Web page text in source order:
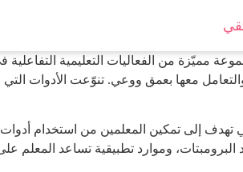
مميّزة من الفعاليات التعليمية
معها بعمق ووعي. تنوّعت الأدوات
تهدف إلى تمكين المعلمين من استخدام
وموارد تطبيقية تساعد المعلم